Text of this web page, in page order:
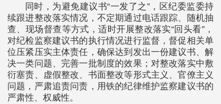
同时，为避免建议书“一发了之”，区纪委监委持
续跟进整改落实情况，不定期通过电话跟踪、随机抽
查、现场督查等方式，适时开展整改落实“回头看”，
对纪检监察建议书的执行情况进行监督，督促相关单
位压紧压实主体责任，确保达到发出一份建议书、解
决一类问题、完善一批制度的效果；对整改落实中敷
衍塞责、虚假整改、书面整改等形式主义、官僚主义
问题，严肃追责问责，用铁的纪律维护监察建议书的
严肃性、权威性。